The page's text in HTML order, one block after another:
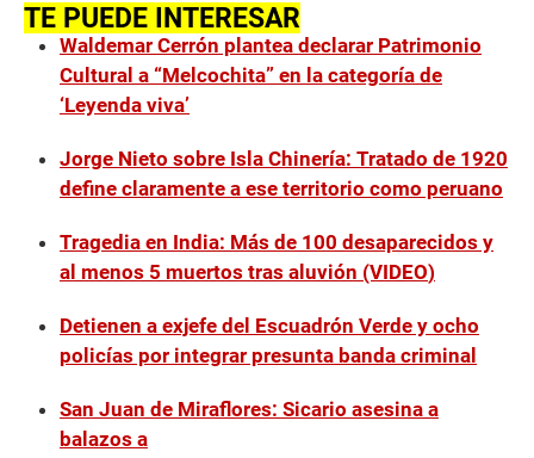
TE PUEDE INTERESAR
Waldemar Cerrón plantea declarar Patrimonio
Cultural a “Melcochita” en la categoría de
‘Leyenda viva’
Jorge Nieto sobre Isla Chinería: Tratado de 1920
define claramente a ese territorio como peruano
Tragedia en India: Más de 100 desaparecidos y
al menos 5 muertos tras aluvión (VIDEO)
Detienen a exjefe del Escuadrón Verde y ocho
policías por integrar presunta banda criminal
San Juan de Miraflores: Sicario asesina a
balazos a